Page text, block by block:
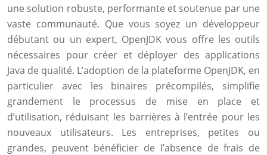
une solution robuste, performante et soutenue par une
vaste communauté. Que vous soyez un développeur
débutant ou un expert, OpenJDK vous offre les outils
nécessaires pour créer et déployer des applications
Java de qualité. L’adoption de la plateforme OpenJDK, en
particulier avec les binaires précompilés, simplifie
grandement le processus de mise en place et
d’utilisation, réduisant les barrières à l’entrée pour les
nouveaux utilisateurs. Les entreprises, petites ou
grandes, peuvent bénéficier de l’absence de frais de